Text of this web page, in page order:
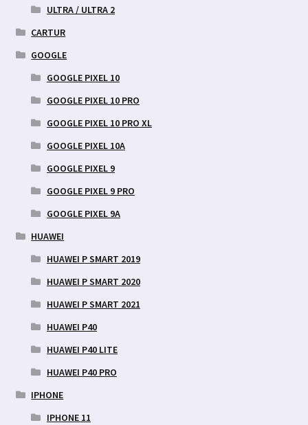
ULTRA / ULTRA 2
CARTUR
GOOGLE
GOOGLE PIXEL 10
GOOGLE PIXEL 10 PRO
GOOGLE PIXEL 10 PRO XL
GOOGLE PIXEL 10A
GOOGLE PIXEL 9
GOOGLE PIXEL 9 PRO
GOOGLE PIXEL 9A
HUAWEI
HUAWEI P SMART 2019
HUAWEI P SMART 2020
HUAWEI P SMART 2021
HUAWEI P40
HUAWEI P40 LITE
HUAWEI P40 PRO
IPHONE
IPHONE 11